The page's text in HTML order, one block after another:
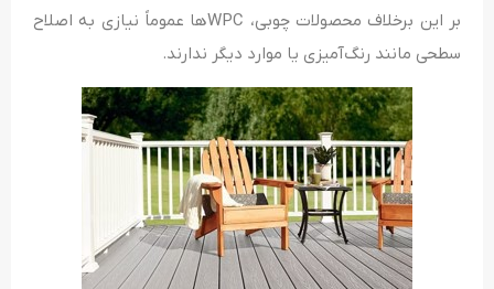
بر این برخلاف محصولات چوبی، WPCها عموماً نیازی به اصلاح
سطحی مانند رنگ‌آمیزی یا موارد دیگر ندارند.